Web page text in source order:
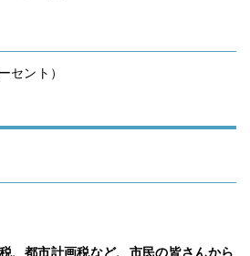
セント）
、都市計画税など、市民の皆さんから